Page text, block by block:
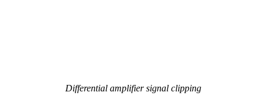
Differential amplifier signal clipping